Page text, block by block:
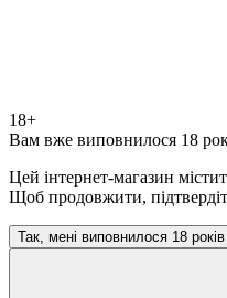
18+
Вам вже виповнилося 18
Цей інтернет-магазин
Щоб продовжити,
Так, мені виповнилося 18 років